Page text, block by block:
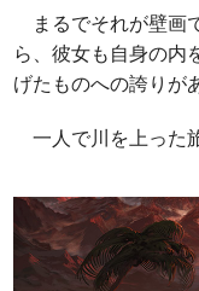
まるでそれが壁画
ら、彼女も自身の内
げたものへの誇りが
一人で川を上った